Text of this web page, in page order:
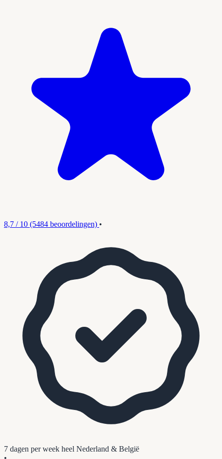
8,7 / 10 (5484 beoordelingen) •
7 dagen per week heel Nederland & België